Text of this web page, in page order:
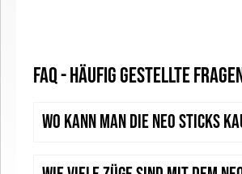
FAQ - Häufig gestellte
Wo kann man die neo Sticks